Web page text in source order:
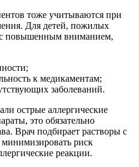
тоже учитываются при
Для детей, пожилых
повышенным вниманием,
к медикаментам;
заболеваний.
острые аллергические
это обязательно
Врач подбирает растворы с
риск
реакции.